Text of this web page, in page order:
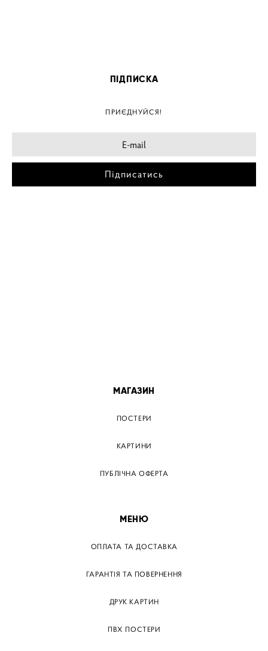
ПІДПИСКА
ПРИЄДНУЙСЯ!
Підписатись
МАГАЗИН
ПОСТЕРИ
КАРТИНИ
ПУБЛІЧНА ОФЕРТА
МЕНЮ
ОПЛАТА ТА ДОСТАВКА
ГАРАНТІЯ ТА ПОВЕРНЕННЯ
ДРУК КАРТИН
ПВХ ПОСТЕРИ